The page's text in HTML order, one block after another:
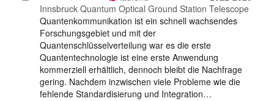
auswählen
Innsbruck Quantum Optical Ground Station Telescope
Quantenkommunikation ist ein schnell wachsendes
Forschungsgebiet und mit der
Quantenschlüsselverteilung war es die erste
Quantentechnologie ist eine erste Anwendung
kommerziell erhältlich, dennoch bleibt die Nachfrage
gering. Nachdem inzwischen viele Probleme wie die
fehlende Standardisierung und Integration…